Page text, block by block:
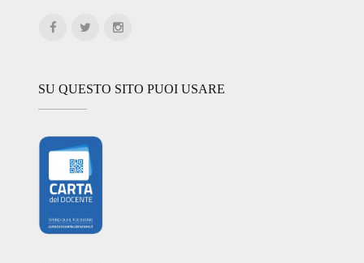
SU QUESTO SITO PUOI USARE